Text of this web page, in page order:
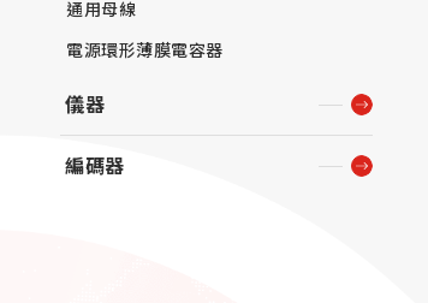
通用母線
電源環形薄膜電容器
儀器
編碼器